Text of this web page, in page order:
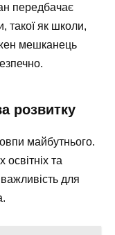
передбачає
такої як школи,
мешканець
розвитку
майбутнього.
освітніх та
для